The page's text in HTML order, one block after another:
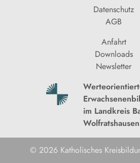
Datenschutz
AGB
Anfahrt
Downloads
Newsletter
im Landkreis
Wolfratshausen
© 2026 Katholisches